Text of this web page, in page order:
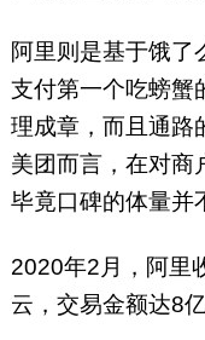
阿里则是基于饿了
支付第一个吃螃蟹
理成章，而且通路
美团而言，在对商
毕竟口碑的体量并
2020年2月，阿里
云，交易金额达8亿